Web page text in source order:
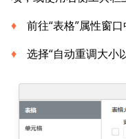
前往“表格”属性窗口
选择“自动重调大小